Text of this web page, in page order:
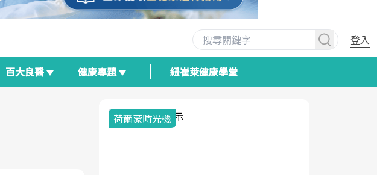
登入
百大良醫 健康專題 紐崔萊健康學堂
荷爾蒙時光機